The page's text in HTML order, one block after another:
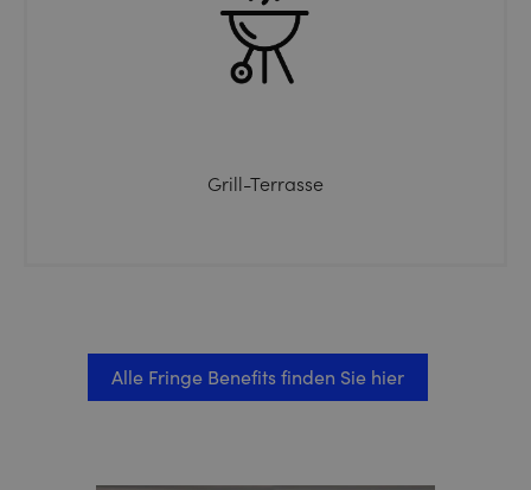
Grill-Terrasse
Alle Fringe Benefits finden Sie hier